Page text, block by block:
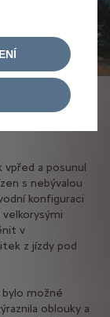
vpřed a posunul
s nebývalou
konfiguraci
v
z jízdy pod
možné
oblouky a